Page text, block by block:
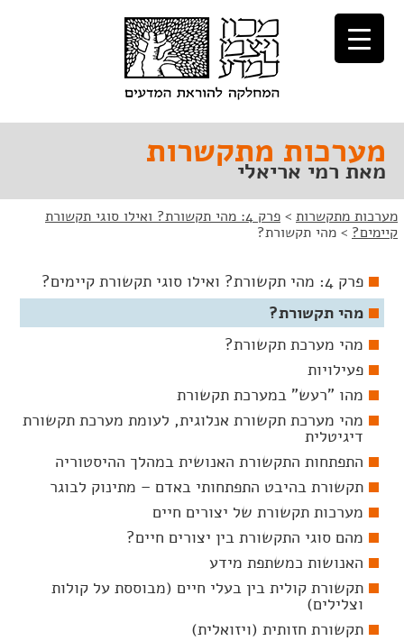
לתוכן
לניווט
מערכות מתקשרות
מאת רמי אריאלי
מערכות מתקשרות >
פרק 4: מהי תקשורת? ואילו סוגי תקשורת
קיימים? > מהי תקשורת?
פרק 4: מהי תקשורת? ואילו סוגי תקשורת קיימים?
מהי תקשורת?
מהי מערכת תקשורת?
פעילויות
מהו "רעש" במערכת תקשורת
מהי מערכת תקשורת אנלוגית, לעומת מערכת תקשורת
דיגיטלית
התפתחות התקשורת האנושית במהלך ההיסטוריה
תקשורת בהיבט התפתחותי באדם – מתינוק לבוגר
מערכות תקשורת של יצורים חיים
מהם סוגי התקשורת בין יצורים חיים?
האנושות כמשתפת מידע
תקשורת קולית בין בעלי חיים (מבוססת על קולות
וצלילים)
תקשורת חזותית (ויזואלית)